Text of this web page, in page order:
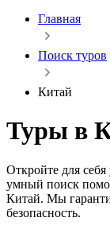
Главная
Поиск туров
Китай
Туры в
Откройте для
умный поиск
Китай. Мы
безопасность.